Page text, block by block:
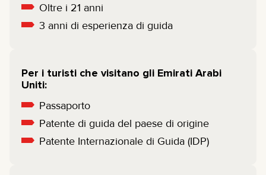
Oltre i 21 anni
3 anni di esperienza di guida
Per i turisti che visitano gli Emirati Arabi
Uniti:
Passaporto
Patente di guida del paese di origine
Patente Internazionale di Guida (IDP)